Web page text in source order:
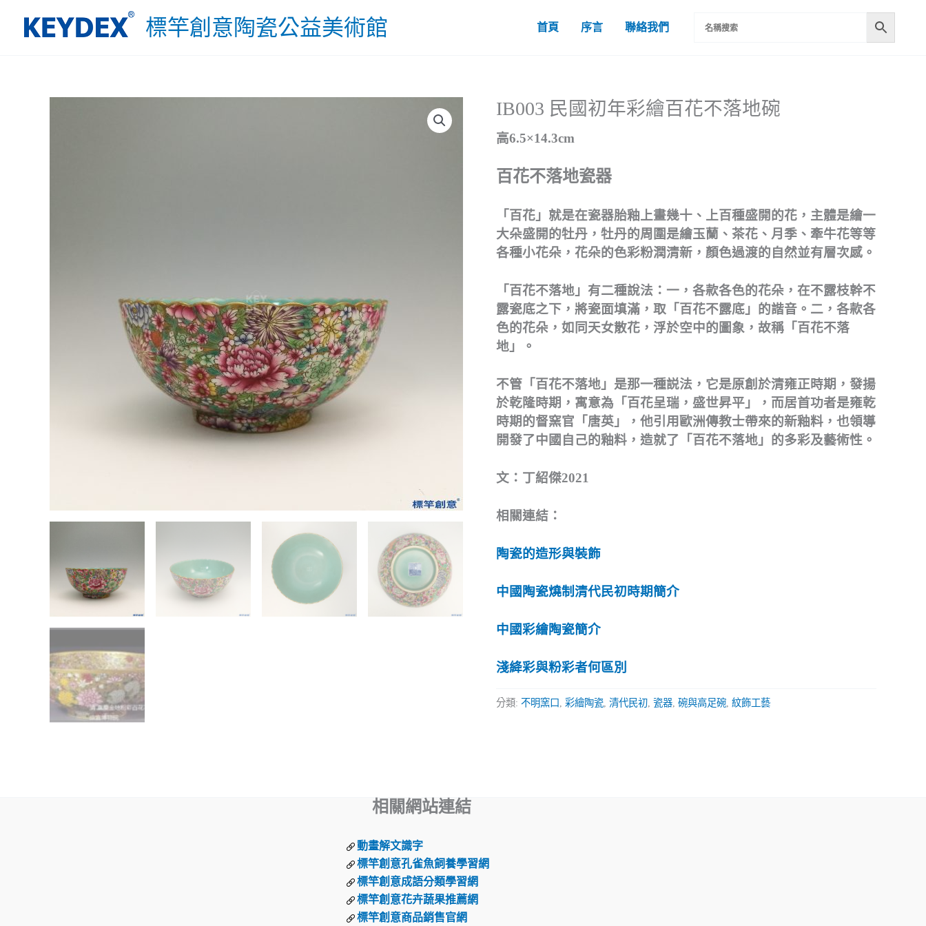
標竿創意陶瓷公益美術館 首頁 序言 聯絡我們
IB003 民國初年彩繪百花不落地碗
高6.5×14.3cm
百花不落地瓷器
「百花」就是在瓷器胎釉上畫幾十、上百種盛開的花，主體是繪一
大朵盛開的牡丹，牡丹的周圍是繪玉蘭、茶花、月季、牽牛花等等
各種小花朵，花朵的色彩粉潤清新，顏色過渡的自然並有層次感。
「百花不落地」有二種說法：一，各款各色的花朵，在不露枝幹不
露瓷底之下，將瓷面填滿，取「百花不露底」的諧音。二，各款各
色的花朵，如同天女散花，浮於空中的圖象，故稱「百花不落
地」。
不管「百花不落地」是那一種説法，它是原創於清雍正時期，發揚
於乾隆時期，寓意為「百花呈瑞，盛世昇平」，而居首功者是雍乾
時期的督窯官「唐英」，他引用歐洲傳教士帶來的新釉料，也領導
開發了中國自己的釉料，造就了「百花不落地」的多彩及藝術性。
文：丁紹傑2021
相關連結：
陶瓷的造形與裝飾
中國陶瓷燒制清代民初時期簡介
中國彩繪陶瓷簡介
淺絳彩與粉彩者何區別
分類: 不明窯口 彩繪陶瓷 清代民初 瓷器 碗與高足碗 紋飾工藝
相關網站連結
動畫解文識字
標竿創意孔雀魚飼養學習網
標竿創意成語分類學習網
標竿創意花卉蔬果推薦網
標竿創意商品銷售官網